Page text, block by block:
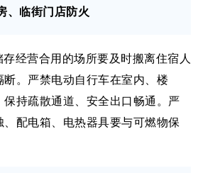
、临街门店防火
经营合用的场所要及时搬离住宿人
。严禁电动自行车在室内、楼
持疏散通道、安全出口畅通。严
配电箱、电热器具要与可燃物保